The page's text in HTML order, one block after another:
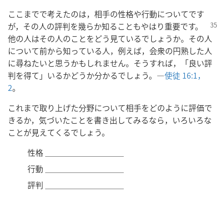
ここまでで考えたのは，相手の性格や行動についてです
が，その人の評判を幾らか知ることもやはり重要です。
他の人はその人のことをどう見ているでしょうか。その人
について前から知っている人，例えば，会衆の円熟した人
に尋ねたいと思うかもしれません。そうすれば，「良い評
判を得て」いるかどうか分かるでしょう。―使徒 16:1，
2。
これまで取り上げた分野について相手をどのように評価で
きるか，気づいたことを書き出してみるなら，いろいろな
ことが見えてくるでしょう。
性格 ＿＿＿＿＿＿＿＿＿＿
行動 ＿＿＿＿＿＿＿＿＿＿
評判 ＿＿＿＿＿＿＿＿＿＿